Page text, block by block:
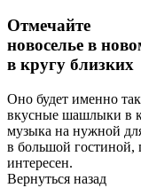
Отмечайте
новоселье в
в кругу близких
Оно будет именно
вкусные шашлыки в
музыка на нужной
в большой гостиной,
интересен.
Вернуться назад